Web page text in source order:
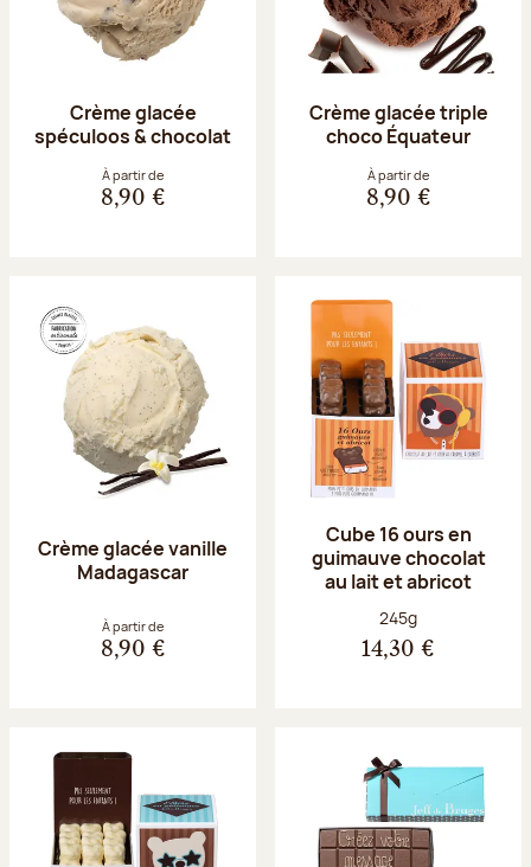
Crème glacée
spéculoos & chocolat
À partir de
8,90 €
Crème glacée triple
choco Équateur
À partir de
8,90 €
Crème glacée vanille
Madagascar
À partir de
8,90 €
Cube 16 ours en
guimauve chocolat
au lait et abricot
Poids net :
245g
14,30 €